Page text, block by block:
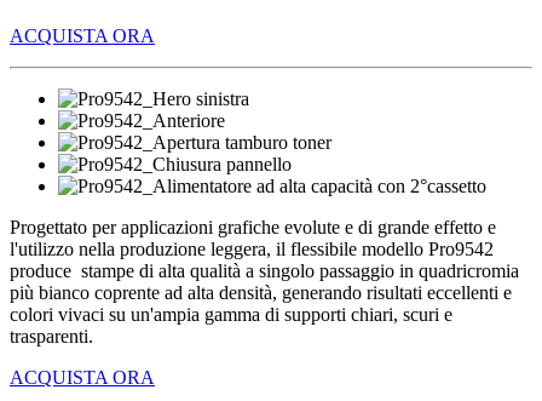
ACQUISTA ORA
Progettato per applicazioni grafiche evolute e di grande effetto e
l'utilizzo nella produzione leggera, il flessibile modello Pro9542
produce stampe di alta qualità a singolo passaggio in quadricromia
più bianco coprente ad alta densità, generando risultati eccellenti e
colori vivaci su un'ampia gamma di supporti chiari, scuri e
trasparenti.
ACQUISTA ORA